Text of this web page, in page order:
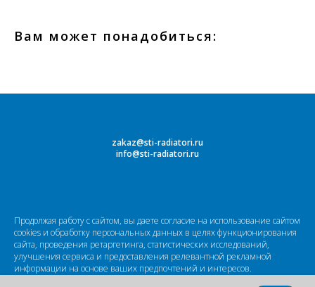
Вам может понадобиться:
zakaz@sti-radiatori.ru
info@sti-radiatori.ru
Продолжая работу с сайтом, вы даете согласие на использование сайтом
cookies и обработку персональных данных в целях функционирования
сайта, проведения ретаргетинга, статистических исследований,
улучшения сервиса и предоставления релевантной рекламной
информации на основе ваших предпочтений и интересов.